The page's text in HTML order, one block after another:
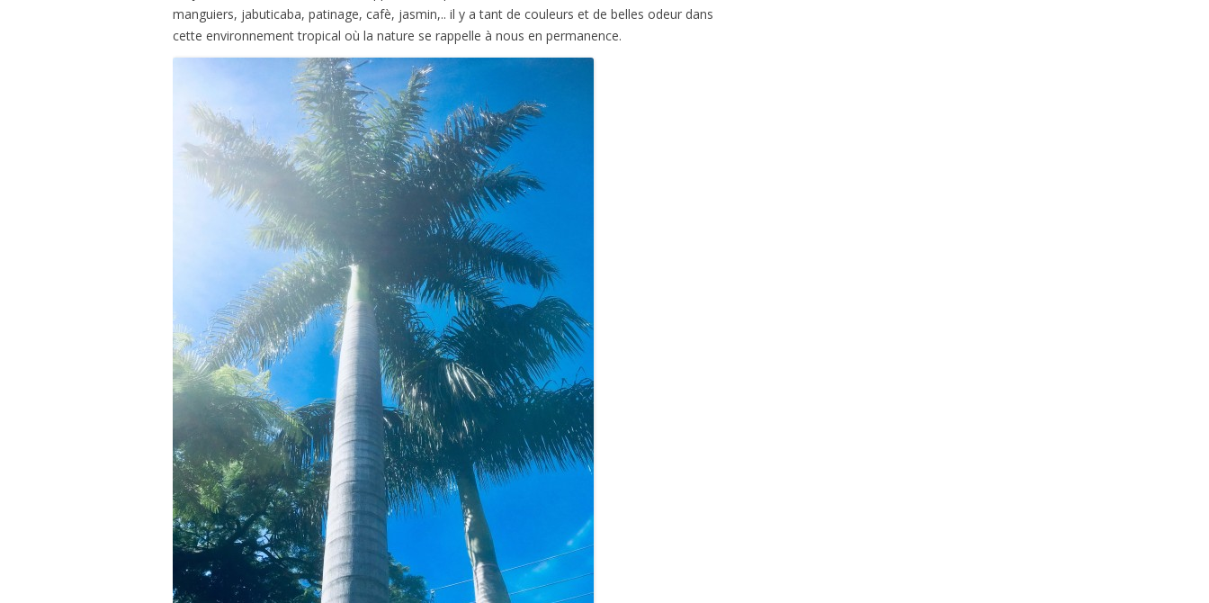
manguiers, jabuticaba, patinage, cafè, jasmin,.. il y a tant de couleurs et de belles odeur dans
cette environnement tropical où la nature se rappelle à nous en permanence.